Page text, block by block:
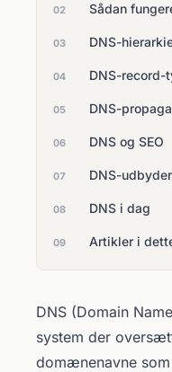
02 Sådan
03 DNS-
04 DNS-record-
05 DNS-
06 DNS og SEO
07 DNS-
08 DNS i dag
09 Artikler i
DNS (Domain
system der
domænenavne